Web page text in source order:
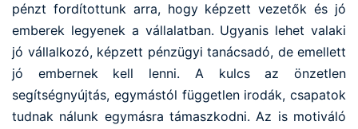
pénzt fordítottunk arra, hogy képzett vezetők és jó
emberek legyenek a vállalatban. Ugyanis lehet valaki
jó vállalkozó, képzett pénzügyi tanácsadó, de emellett
jó embernek kell lenni. A kulcs az önzetlen
segítségnyújtás, egymástól független irodák, csapatok
tudnak nálunk egymásra támaszkodni. Az is motiváló